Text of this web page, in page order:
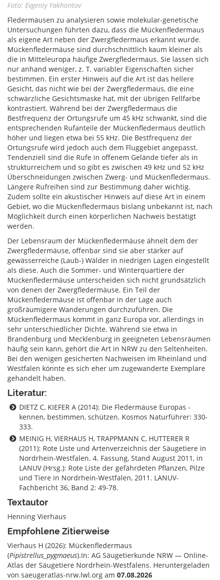
Foto: Evgeniy Yakhontov
Fledermäusen zu analysieren sowie molekular-genetische
Untersuchungen führten dazu, dass die Mückenfledermaus
als eigene Art neben der Zwergfledermaus erkannt wurde.
Mückenfledermäuse sind durchschnittlich kaum kleiner als
die in Mitteleuropa häufige Zwergfledermaus. Sie lassen sich
nur anhand weniger, z. T. variabler Eigenschaften sicher
bestimmen. Ein erster Hinweis auf die Art ist das hellere
Gesicht, das nicht wie bei der Zwergfledermaus, die eine
schwärzliche Gesichtsmaske hat, mit der übrigen Fellfarbe
kontrastiert. Während bei der Zwergfledermaus die
Bestfrequenz der Ortungsrufe um 45 kHz schwankt, sind die
entsprechenden Rufanteile der Mückenfledermaus deutlich
höher und liegen etwa bei 55 kHz. Die Bestfrequenz der
Ortungsrufe wird jedoch auch dem Fluggebiet angepasst.
Tendenziell sind die Rufe in offenem Gelände tiefer als in
strukturreichem und so gibt es zwischen 49 kHz und 52 kHz
Überschneidungen zwischen Zwerg- und Mückenfledermaus.
Längere Rufreihen sind zur Bestimmung daher wichtig.
Zudem sollte ein akustischer Hinweis auf diese Art in einem
Gebiet, wo die Mückenfledermaus bislang unbekannt ist, nach
Möglichkeit durch einen körperlichen Nachweis bestätigt
werden.
Der Lebensraum der Mückenfledermäuse ähnelt dem der
Zwergfledermäuse, offenbar sind sie aber stärker auf
gewässerreiche (Laub-) Wälder in niedrigen Lagen eingestellt
als diese. Auch die Sommer- und Winterquartiere der
Mückenfledermäuse unterscheiden sich nicht grundsätzlich
von denen der Zwergfledermäuse. Ein Teil der
Mückenfledermäuse ist offenbar in der Lage auch
großräumigere Wanderungen durchzuführen. Die
Mückenfledermaus kommt in ganz Europa vor, allerdings in
sehr unterschiedlicher Dichte. Während sie etwa in
Brandenburg und Mecklenburg in geeigneten Lebensräumen
häufig sein kann, gehört die Art in NRW zu den Seltenheiten.
Bei den wenigen gesicherten Nachweisen im Rheinland und
Westfalen könnte es sich eher um zugewanderte Exemplare
gehandelt haben.
Literatur:
DIETZ C, KIEFER A (2014): Die Fledermäuse Europas -
kennen, bestimmen, schützen. Kosmos Naturführer: 330-
333.
MEINIG H, VIERHAUS H, TRAPPMANN C, HUTTERER R
(2011): Rote Liste und Artenverzeichnis der Säugetiere in
Nordrhein-Westfalen. 4. Fassung, Stand August 2011, in
LANUV (Hrsg.): Rote Liste der gefährdeten Pflanzen, Pilze
und Tiere in Nordrhein-Westfalen, 2011. LANUV-
Fachbericht 36, Band 2: 49-78.
Textautor
Henning Vierhaus
Empfohlene Zitierweise
Vierhaus H (2026): Mückenfledermaus
(Pipistrellus_pygmaeus).In: AG Säugetierkunde NRW — Online-
Atlas der Säugetiere Nordrhein-Westfalens. Heruntergeladen
von saeugeratlas-nrw.lwl.org am 07.08.2026